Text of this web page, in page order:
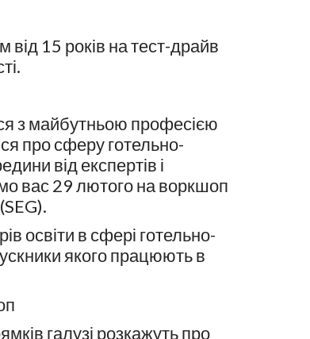
від 15 років на тест-драйв
з майбутньою професією
про сферу готельно-
від експертів і
вас 29 лютого на воркшоп
освіти в сфері готельно-
якого працюють в
галузі розкажуть про